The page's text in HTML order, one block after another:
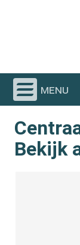
menu
Bekijk